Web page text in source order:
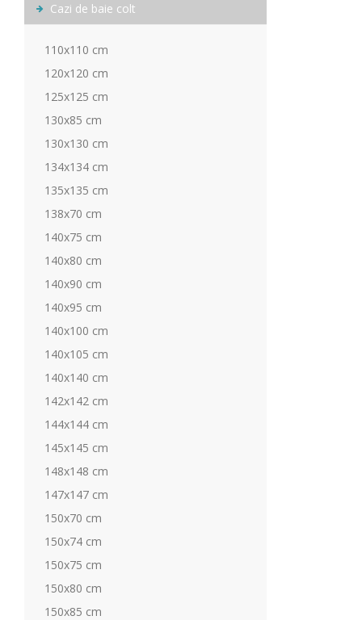
Cazi de baie colt
110x110 cm
120x120 cm
125x125 cm
130x85 cm
130x130 cm
134x134 cm
135x135 cm
138x70 cm
140x75 cm
140x80 cm
140x90 cm
140x95 cm
140x100 cm
140x105 cm
140x140 cm
142x142 cm
144x144 cm
145x145 cm
148x148 cm
147x147 cm
150x70 cm
150x74 cm
150x75 cm
150x80 cm
150x85 cm